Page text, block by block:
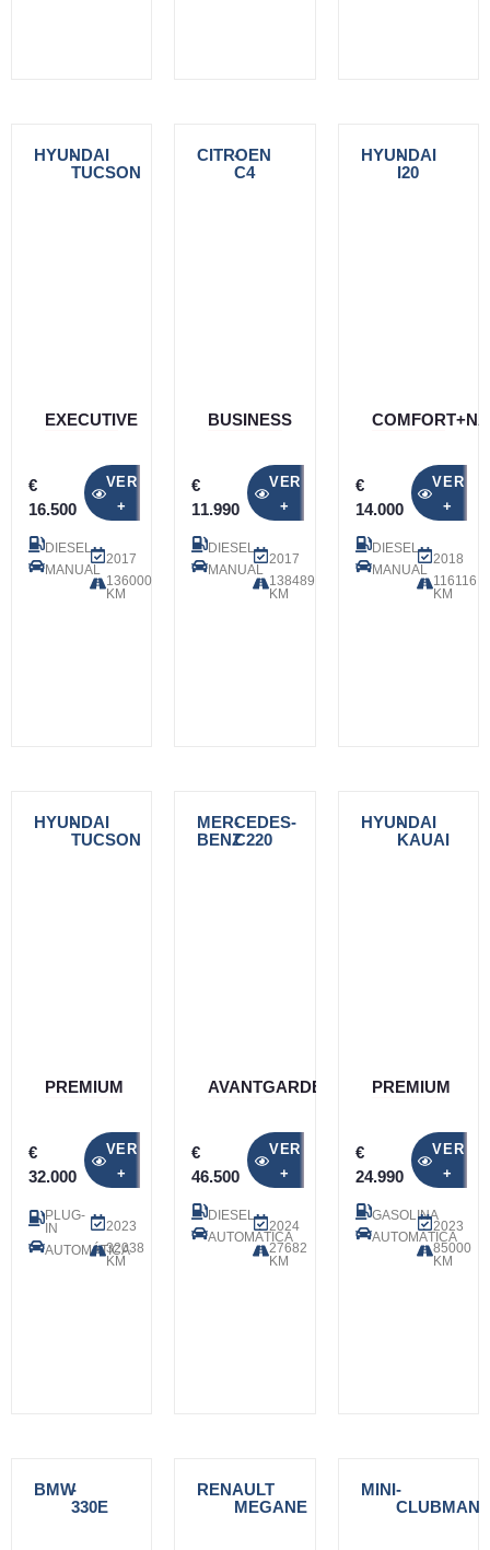
HYUNDAI
-
TUCSON
EXECUTIVE
€
16.500
VER
+
DIESEL
MANUAL
2017
136000
KM
CITROEN
-
C4
BUSINESS
€
11.990
VER
+
DIESEL
MANUAL
2017
138489
KM
HYUNDAI
-
I20
€
14.000
VER
+
DIESEL
MANUAL
2018
116116
KM
HYUNDAI
-
TUCSON
PREMIUM
€
32.000
VER
+
PLUG-
IN
AUTOMÁTICA
2023
32038
KM
MERCEDES-
BENZ
-
C220
AVANTGARDE
€
46.500
VER
+
DIESEL
AUTOMÁTICA
2024
27682
KM
HYUNDAI
-
KAUAI
PREMIUM
€
24.990
VER
+
GASOLINA
AUTOMÁTICA
2023
85000
KM
BMW-
330E
RENAULT
-
MEGANE
MINI-
CLUBMAN